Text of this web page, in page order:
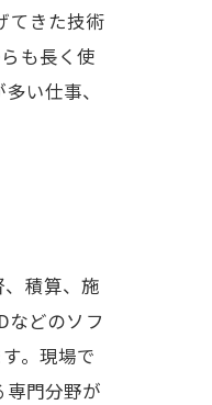
てきた技術
も長く使
い仕事、
積算、施
などのソフ
。現場で
門分野が